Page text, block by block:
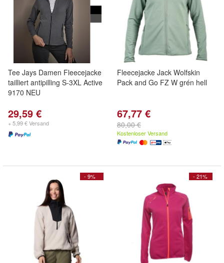
Tee Jays Damen Fleecejacke
tailliert antipilling S-3XL Active
9170 NEU
29,59 €
+ 5,99 € Versand
Fleecejacke Jack Wolfskin
Pack and Go FZ W grén hell
67,77 €
80,00 €
Kostenloser Versand
- 9% - 21%